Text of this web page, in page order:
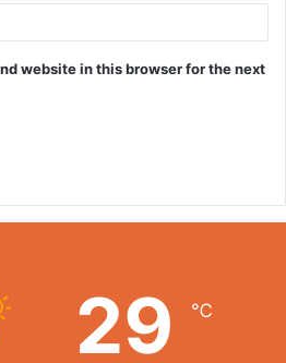
website in this browser for the next
29 ℃